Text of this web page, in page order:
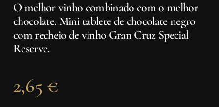
O melhor vinho combinado com o melhor
chocolate. Mini tablete de chocolate negro
com recheio de vinho Gran Cruz Special
Reserve.
2,65 €